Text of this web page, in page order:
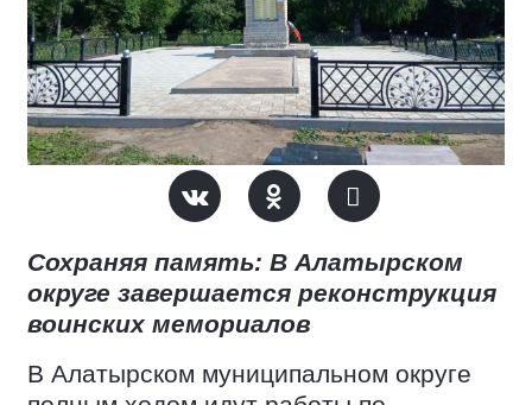
Сохраняя память: В Алатырском
округе завершается реконструкция
воинских мемориалов
В Алатырском муниципальном округе